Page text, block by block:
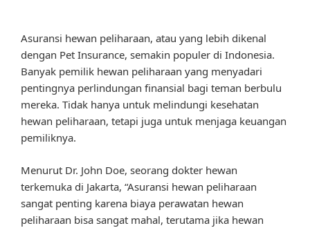
Asuransi hewan peliharaan, atau yang lebih dikenal
dengan Pet Insurance, semakin populer di Indonesia.
Banyak pemilik hewan peliharaan yang menyadari
pentingnya perlindungan finansial bagi teman berbulu
mereka. Tidak hanya untuk melindungi kesehatan
hewan peliharaan, tetapi juga untuk menjaga keuangan
pemiliknya.
Menurut Dr. John Doe, seorang dokter hewan
terkemuka di Jakarta, “Asuransi hewan peliharaan
sangat penting karena biaya perawatan hewan
peliharaan bisa sangat mahal, terutama jika hewan